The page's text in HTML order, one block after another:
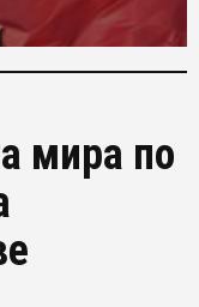
мира по